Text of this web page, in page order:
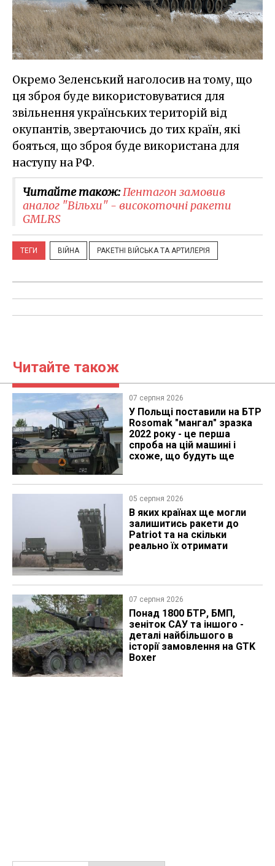
Окремо Зеленський наголосив на тому, що
ця зброя буде використовуватися для
звільнення українських територій від
окупантів, звертаючись до тих країн, які
бояться, що зброя буде використана для
наступу на РФ.
Читайте також:Пентагон замовив
аналог "Вільхи" - високоточні ракети
GMLRS
ТЕГИ ВІЙНА РАКЕТНІ ВІЙСЬКА ТА АРТИЛЕРІЯ
Читайте також
07 серпня 2026
У Польщі поставили на БТР
Rosomak "мангал" зразка
2022 року - це перша
спроба на цій машині і
схоже, що будуть ще
05 серпня 2026
В яких країнах ще могли
залишитись ракети до
Patriot та на скільки
реально їх отримати
07 серпня 2026
Понад 1800 БТР, БМП,
зеніток САУ та іншого -
деталі найбільшого в
історії замовлення на GTK
Boxer